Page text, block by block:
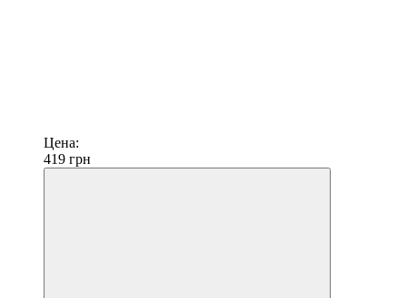
Цена:
419 грн